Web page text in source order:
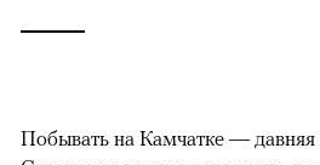
Побывать на Камчатке — давняя